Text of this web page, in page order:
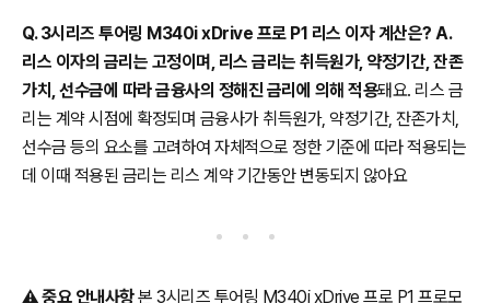
Q. 3시리즈 투어링 M340i xDrive 프로 P1 리스 이자 계산은? A.
리스 이자의 금리는 고정이며, 리스 금리는 취득원가, 약정기간, 잔존
가치, 선수금에 따라 금융사의 정해진 금리에 의해 적용돼요. 리스 금
리는 계약 시점에 확정되며 금융사가 취득원가, 약정기간, 잔존가치,
선수금 등의 요소를 고려하여 자체적으로 정한 기준에 따라 적용되는
데 이때 적용된 금리는 리스 계약 기간동안 변동되지 않아요
⚠️중요 안내사항본 3시리즈 투어링 M340i xDrive 프로 P1 프로모